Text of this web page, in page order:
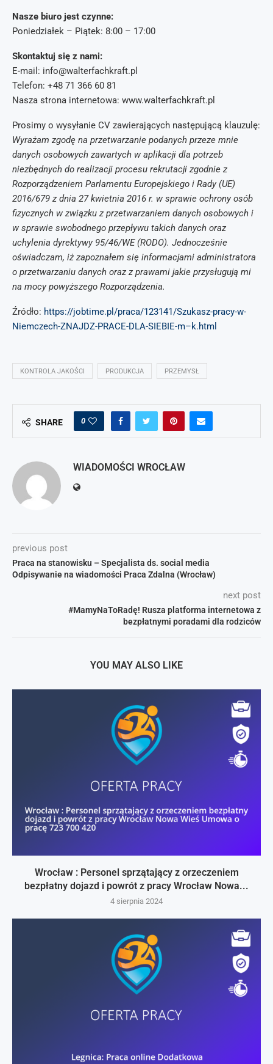
Nasze biuro jest czynne:
Poniedziałek – Piątek: 8:00 – 17:00
Skontaktuj się z nami:
E-mail: info@walterfachkraft.pl
Telefon: +48 71 366 60 81
Nasza strona internetowa: www.walterfachkraft.pl
Prosimy o wysyłanie CV zawierających następującą klauzulę:
Wyrażam zgodę na przetwarzanie podanych przeze mnie
danych osobowych zawartych w aplikacji dla potrzeb
niezbędnych do realizacji procesu rekrutacji zgodnie z
Rozporządzeniem Parlamentu Europejskiego i Rady (UE)
2016/679 z dnia 27 kwietnia 2016 r. w sprawie ochrony osób
fizycznych w związku z przetwarzaniem danych osobowych i
w sprawie swobodnego przepływu takich danych oraz
uchylenia dyrektywy 95/46/WE (RODO). Jednocześnie
oświadczam, iż zapoznałem się informacjami administratora
o przetwarzaniu danych oraz z prawami jakie przysługują mi
na mocy powyższego Rozporządzenia.
Źródło: https://jobtime.pl/praca/123141/Szukasz-pracy-w-
Niemczech-ZNAJDZ-PRACE-DLA-SIEBIE-m–k.html
KONTROLA JAKOŚCI PRODUKCJA PRZEMYSŁ
SHARE 0
WIADOMOŚCI WROCŁAW
previous post
Praca na stanowisku – Specjalista ds. social media
Odpisywanie na wiadomości Praca Zdalna (Wrocław)
next post
#MamyNaToRadę! Rusza platforma internetowa z
bezpłatnymi poradami dla rodziców
YOU MAY ALSO LIKE
Wrocław : Personel sprzątający z orzeczeniem
bezpłatny dojazd i powrót z pracy Wrocław Nowa...
4 sierpnia 2024